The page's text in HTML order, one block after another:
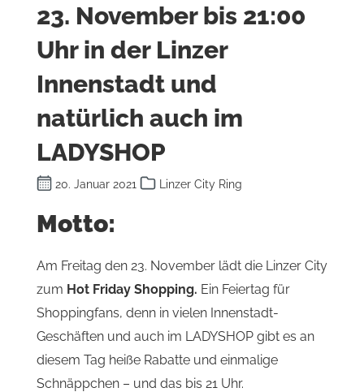
23. November bis 21:00
Uhr in der Linzer
Innenstadt und
natürlich auch im
LADYSHOP
20. Januar 2021 Linzer City Ring
Motto:
Am Freitag den 23. November lädt die Linzer City
zum Hot Friday Shopping. Ein Feiertag für
Shoppingfans, denn in vielen Innenstadt-
Geschäften und auch im LADYSHOP gibt es an
diesem Tag heiße Rabatte und einmalige
Schnäppchen – und das bis 21 Uhr.